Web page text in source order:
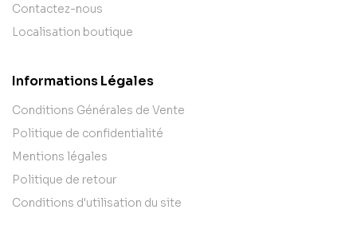
Contactez-nous
Localisation boutique
Informations Légales
Conditions Générales de Vente
Politique de confidentialité
Mentions légales
Politique de retour
Conditions d'utilisation du site